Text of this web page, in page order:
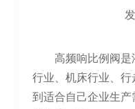
高频响比例阀是液
行业、机床行业、
到适合自己企业生产